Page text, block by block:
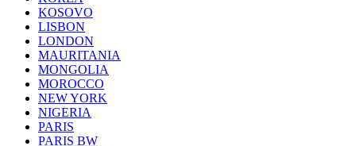
KOSOVO
LISBON
LONDON
MAURITANIA
MONGOLIA
MOROCCO
NEW YORK
NIGERIA
PARIS
PARIS BW